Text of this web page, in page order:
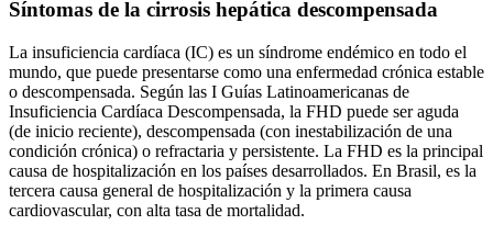
Síntomas de la cirrosis hepática descompensada
La insuficiencia cardíaca (IC) es un síndrome endémico en todo el
mundo, que puede presentarse como una enfermedad crónica estable
o descompensada. Según las I Guías Latinoamericanas de
Insuficiencia Cardíaca Descompensada, la FHD puede ser aguda
(de inicio reciente), descompensada (con inestabilización de una
condición crónica) o refractaria y persistente. La FHD es la principal
causa de hospitalización en los países desarrollados. En Brasil, es la
tercera causa general de hospitalización y la primera causa
cardiovascular, con alta tasa de mortalidad.